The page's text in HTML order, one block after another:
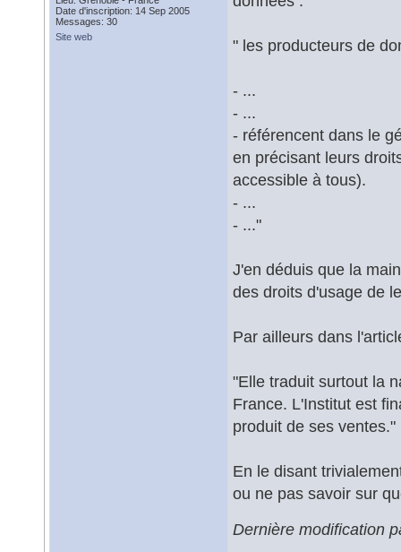
Date d'inscription: 14 Sep 2005
Messages: 30
Site web
" les producteurs de
- ...
- ...
- référencent dans le
en précisant leurs
accessible à tous).
- ...
- ..."
J'en déduis que la
des droits d'usage de
Par ailleurs dans
"Elle traduit surtout la
France. L'Institut est
produit de ses ventes."
En le disant
ou ne pas savoir sur
Dernière modification